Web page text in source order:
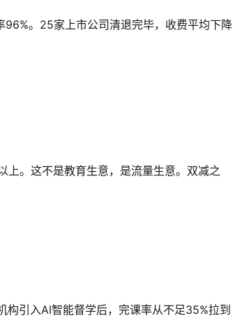
。25家上市公司清退完毕，收费平均下降
上。这不是教育生意，是流量生意。双减之
引入AI智能督学后，完课率从不足35%拉到